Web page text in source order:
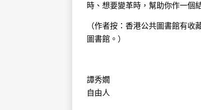
時、想要變革時，幫助你作一個
（作者按：香港公共圖書館有
圖書館。）
譚秀嫺
自由人